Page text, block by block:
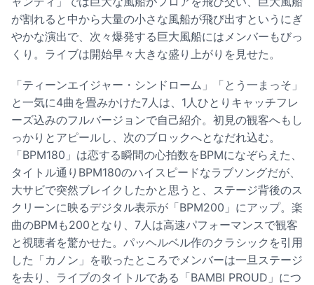
が割れると中から大量の小さな風船が飛び出すというにぎ
やかな演出で、次々爆発する巨大風船にはメンバーもびっ
くり。ライブは開始早々大きな盛り上がりを見せた。
「ティーンエイジャー・シンドローム」「とう一まっそ」
と一気に4曲を畳みかけた7人は、1人ひとりキャッチフレ
ーズ込みのフルバージョンで自己紹介。初見の観客へもし
っかりとアピールし、次のブロックへとなだれ込む。
「BPM180」は恋する瞬間の心拍数をBPMになぞらえた、
タイトル通りBPM180のハイスピードなラブソングだが、
大サビで突然ブレイクしたかと思うと、ステージ背後のス
クリーンに映るデジタル表示が「BPM200」にアップ。楽
曲のBPMも200となり、7人は高速パフォーマンスで観客
と視聴者を驚かせた。パッヘルベル作のクラシックを引用
した「カノン」を歌ったところでメンバーは一旦ステージ
を去り、ライブのタイトルである「BAMBI PROUD」につ